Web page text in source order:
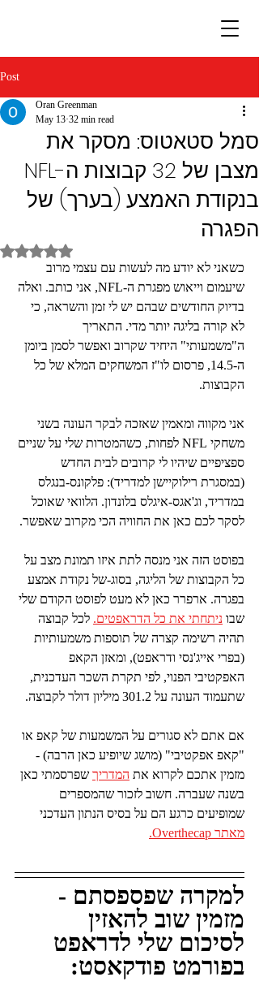
Post
סמל סטאטוס: מסקר את
מצבן של 32 קבוצות ה-NFL
בנקודת האמצע (בערך) של
הפגרה
Oran Greenman
May 13 32 min read
Rated NaN out of 5 stars.
כשאני לא יודע מה לעשות עם עצמי מרוב
שיעמום וייאוש מפגרת ה-NFL, אני כותב. ואלה
בדיוק החודשים שבהם יש לי זמן והשראה, כי
לא קורה בליגה יותר מדי. התאריך
ה"משמעותי" היחיד שקרוב ואפשר לסמן ביומן
ה-14.5, פרסום לו"ז המשחקים המלא של כל
הקבוצות.
אני מקווה ומאמין שאזכה לבקר העונה בשני
משחקי NFL לפחות, כשהמטרות שלי על שניים
ספציפיים שיהיו לי קרובים לבית החדש
(במסגרת רילוקיישן למדריד): פלקונס-בנגלס
במדריד, וג'אגס-איגלס בלונדון. הלוואי שאוכל
לסקר לכם כאן את החוויה הכי מקרוב שאפשר.
בפוסט הזה אני מנסה לתת איזו תמונת מצב על
כל הקבוצות של הליגה, בסוג-של נקודת אמצע
בפגרה. ארפרר כאן לא מעט לפוסט הקודם שלי
שבו ניתחתי את כל הדראפטים. לכל קבוצה
תהיה רשימה קצרה של תוספות משמעותיות
(בפרי אייג'נסי ודראפט), ומאזן הקאפ
האפקטיבי הפנוי, לפי תקרת השכר העדכנית,
שתעמוד העונה על 301.2 מיליון דולר לקבוצה.
אם אתם לא סגורים על המשמעות של קאפ או
"קאפ אפקטיבי" (מושג שיופיע כאן הרבה) -
מזמין אתכם לקרוא את המדריך שפרסמתי כאן
בשנה שעברה. חשוב לזכור שהמספרים
שמופיעים כרגע הם על בסיס הנתון העדכני
מאתר Overthecap.
למקרה שפספסתם -
מזמין שוב להאזין
לסיכום שלי לדראפט
בפורמט פודקאסט: